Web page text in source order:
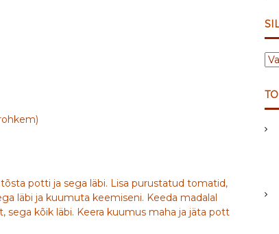
potti ja sega läbi. Lisa purustatud tomatid,
läbi ja kuumuta keemiseni. Keeda madalal
sega kõik läbi. Keera kuumus maha ja jäta pott
r
c
h
f
r
:
S
L
D
D